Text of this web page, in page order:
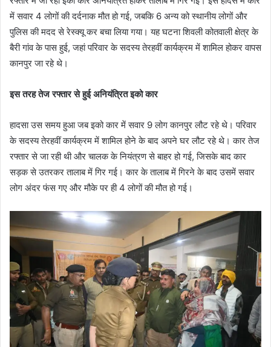
में सवार 4 लोगों की दर्दनाक मौत हो गई, जबकि 6 अन्य को स्थानीय लोगों और
पुलिस की मदद से रेस्क्यू कर बचा लिया गया। यह घटना शिवली कोतवाली क्षेत्र के
बैरी गांव के पास हुई, जहां परिवार के सदस्य तेरहवीं कार्यक्रम में शामिल होकर वापस
कानपुर जा रहे थे।
इस तरह तेज रफ्तार से हुई अनियंत्रित इको कार
हादसा उस समय हुआ जब इको कार में सवार 9 लोग कानपुर लौट रहे थे। परिवार
के सदस्य तेरहवीं कार्यक्रम में शामिल होने के बाद अपने घर लौट रहे थे। कार तेज
रफ्तार से जा रही थी और चालक के नियंत्रण से बाहर हो गई, जिसके बाद कार
सड़क से उतरकर तालाब में गिर गई। कार के तालाब में गिरने के बाद उसमें सवार
लोग अंदर फंस गए और मौके पर ही 4 लोगों की मौत हो गई।